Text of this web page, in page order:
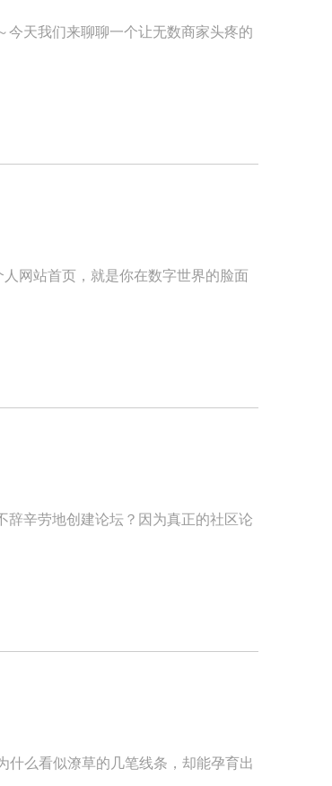
今天我们来聊聊一个让无数商家头疼的
网站首页，就是你在数字世界的脸面
辞辛劳地创建论坛？因为真正的社区论
什么看似潦草的几笔线条，却能孕育出